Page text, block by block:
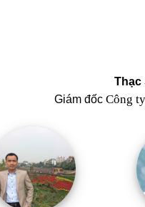
Thạc
Giám đốc Công